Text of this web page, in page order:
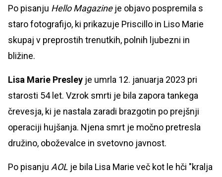
Po pisanju Hello Magazineje objavo pospremila s
staro fotografijo, ki prikazuje Priscillo in Liso Marie
skupaj v preprostih trenutkih, polnih ljubezni in
bližine.
Lisa Marie Presley je umrla 12. januarja 2023 pri
starosti 54 let. Vzrok smrti je bila zapora tankega
črevesja, ki je nastala zaradi brazgotin po prejšnji
operaciji hujšanja. Njena smrt je močno pretresla
družino, oboževalce in svetovno javnost.
Po pisanju AOL je bila Lisa Marie več kot le hči "kralja